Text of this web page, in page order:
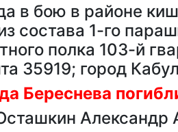
в бою в районе
состава 1-го
полка 103-й
35919; город
Береснева
Александр